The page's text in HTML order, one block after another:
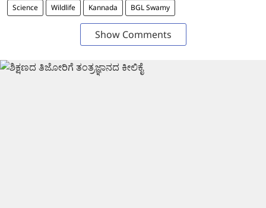
Science Wildlife Kannada BGL Swamy
Show Comments